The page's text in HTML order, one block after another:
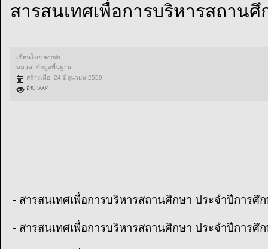
สารสนเทศเพื่อการบริหารสถานศึ
เขียนโดยadmin
หมวด:ข้อมูลพื้นฐาน
สร้างเมื่อ: 24 มิถุนายน 2559
ฮิต: 5604
- สารสนเทศเพื่อการบริหารสถานศึกษา ประจำปีการศึ
- สารสนเทศเพื่อการบริหารสถานศึกษา ประจำปีการศึ